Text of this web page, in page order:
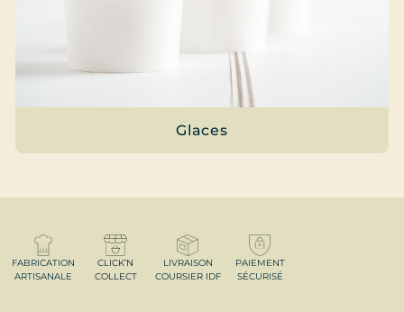
Glaces
FABRICATION
ARTISANALE
CLICK’N
COLLECT
LIVRAISON
COURSIER IDF
PAIEMENT
SÉCURISÉ